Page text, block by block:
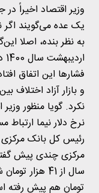
وزیر اقتصاد اخیراً
یک عده می‌گویند اگر
به نظر بنده، اصلا
فشارها این اتفاق
نکرد. گویا منظور
نرخ دلار نیما
رئیس کل بانک
مرکزی چندی پیش گفته
تومان هم پیش رفته